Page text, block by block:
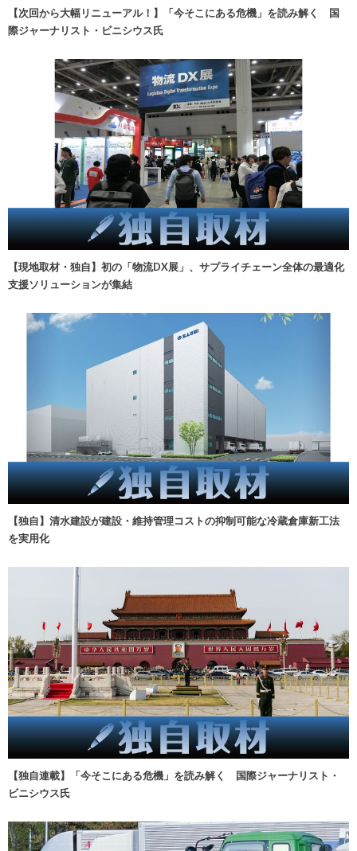
【次回から大幅リニューアル！】「今そこにある危機」を読み解く 国
際ジャーナリスト・ビニシウス氏
【現地取材・独自】初の「物流DX展」、サプライチェーン全体の最適化
支援ソリューションが集結
【独自】清水建設が建設・維持管理コストの抑制可能な冷蔵倉庫新工法
を実用化
【独自連載】「今そこにある危機」を読み解く 国際ジャーナリスト・
ビニシウス氏